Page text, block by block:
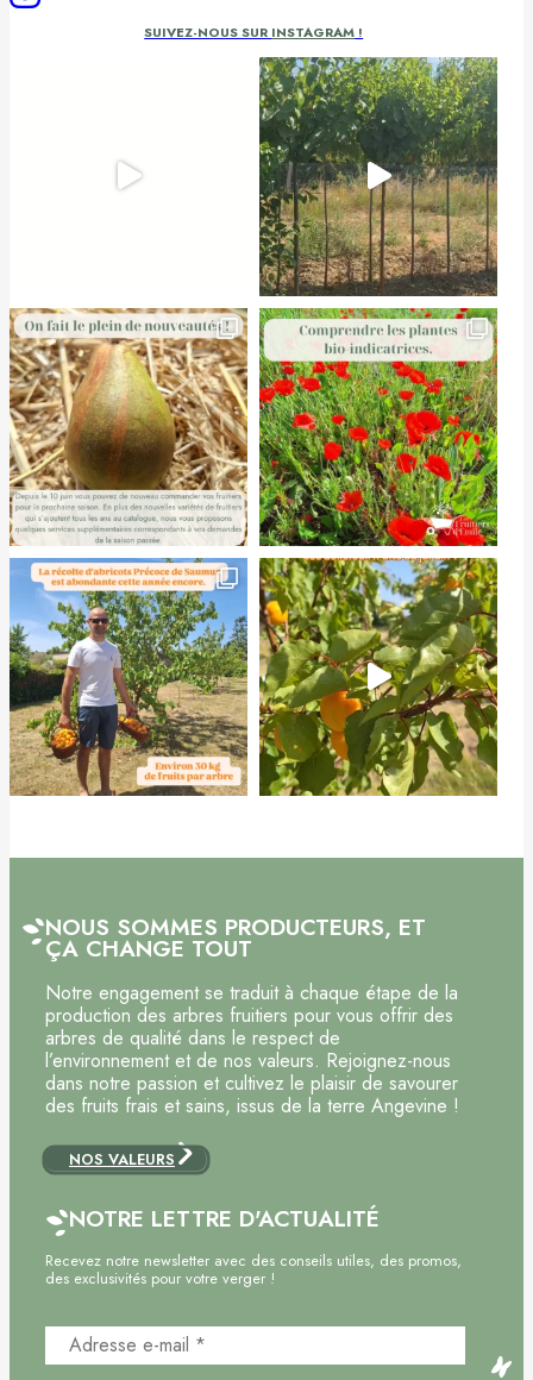
SUIVEZ-NOUS SUR INSTAGRAM !
NOUS SOMMES PRODUCTEURS, ET
ÇA CHANGE TOUT
Notre engagement se traduit à chaque étape de la
production des arbres fruitiers pour vous offrir des
arbres de qualité dans le respect de
l’environnement et de nos valeurs. Rejoignez-nous
dans notre passion et cultivez le plaisir de savourer
des fruits frais et sains, issus de la terre Angevine !
NOS VALEURS
NOTRE LETTRE D'ACTUALITÉ
Recevez notre newsletter avec des conseils utiles, des promos,
des exclusivités pour votre verger !